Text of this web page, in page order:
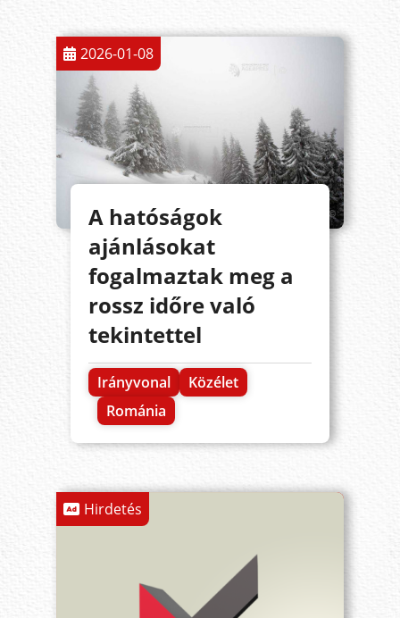
2026-01-08
A hatóságok
ajánlásokat
fogalmaztak meg a
rossz időre való
tekintettel
Irányvonal
Közélet
Románia
Hirdetés